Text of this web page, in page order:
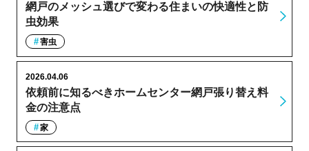
網戸のメッシュ選びで変わる住まいの快適性と防
虫効果
害虫
依頼前に知るべきホームセンター網戸張り替え料
金の注意点
2026.04.06
家